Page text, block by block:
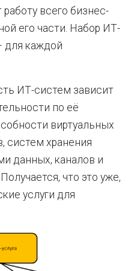
всего бизнес-
его части. Набор ИТ-
каждой
ИТ-систем зависит
по её
виртуальных
систем хранения
данных, каналов и
что это уже,
услуги для